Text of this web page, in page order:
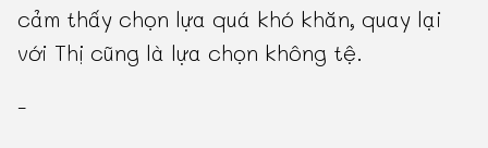
cảm thấy chọn lựa quá khó khăn, quay lại
với Thị cũng là lựa chọn không tệ.
-